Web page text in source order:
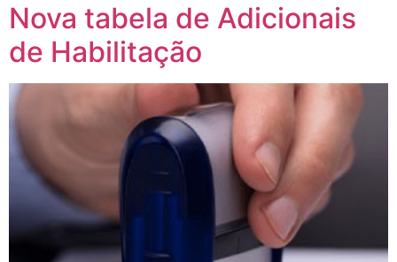
Nova tabela de Adicionais
de Habilitação